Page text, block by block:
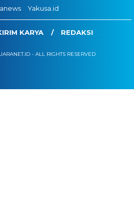
Yakusa.id
KARYA REDAKSI
- ALL RIGHTS RESERVED